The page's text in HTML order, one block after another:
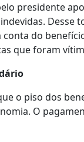
presidente
Desse
do
que foram
o piso dos
O